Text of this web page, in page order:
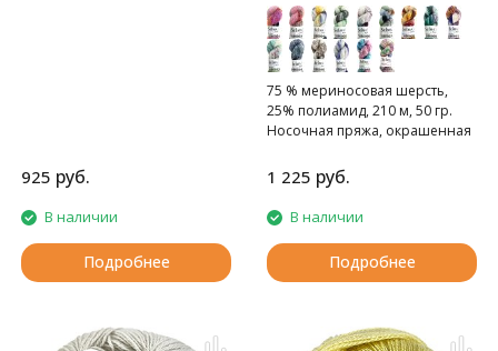
925 руб.
В наличии
Подробнее
75 % мериносовая шерсть,
25% полиамид, 210 м, 50 гр.
Носочная пряжа, окрашенная
1 225 руб.
В наличии
Подробнее